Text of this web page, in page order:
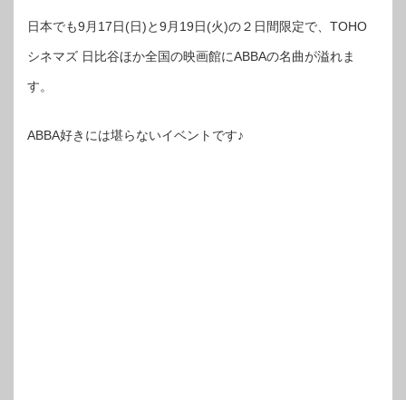
日本でも9月17日(日)と9月19日(火)の２日間限定で、TOHO
シネマズ 日比谷ほか全国の映画館にABBAの名曲が溢れま
す。
ABBA好きには堪らないイベントです♪